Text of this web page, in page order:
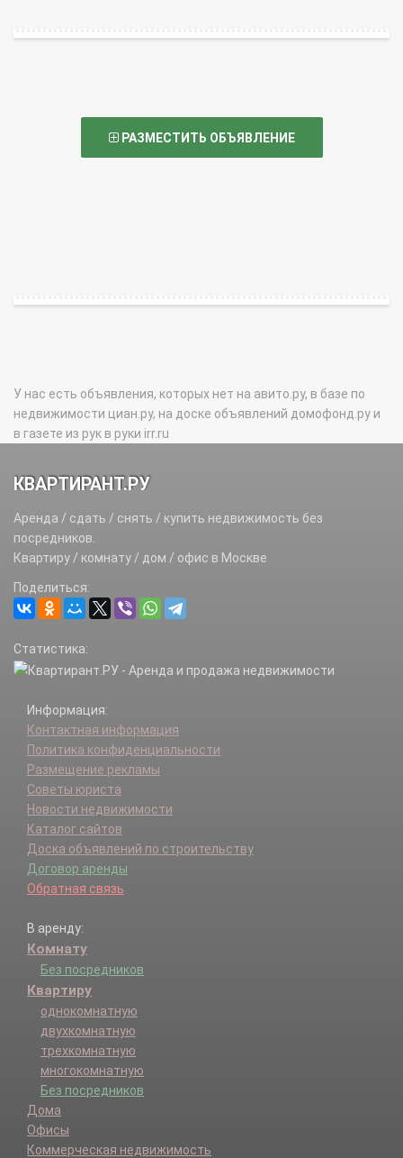
РАЗМЕСТИТЬ ОБЪЯВЛЕНИЕ
У нас есть объявления, которых нет на авито.ру, в базе по
недвижимости циан.ру, на доске объявлений домофонд.ру и
в газете из рук в руки irr.ru
КВАРТИРАНТ.РУ
Аренда / сдать / снять / купить недвижимость без
посредников.
Квартиру / комнату / дом / офис в Москве
Поделиться:
Статистика:
Информация:
Контактная информация
Политика конфиденциальности
Размещение рекламы
Советы юриста
Новости недвижимости
Каталог сайтов
Доска объявлений по строительству
Договор аренды
Обратная связь
В аренду:
Комнату
Без посредников
Квартиру
однокомнатную
двухкомнатную
трехкомнатную
многокомнатную
Без посредников
Дома
Офисы
Коммерческая недвижимость